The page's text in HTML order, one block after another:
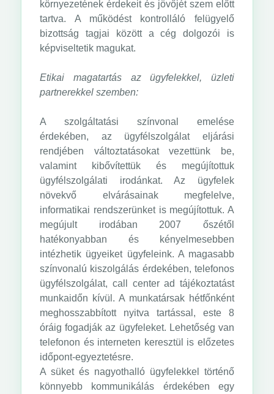
környezetének érdekeit és jövőjét szem előtt
tartva. A működést kontrolláló felügyelő
bizottság tagjai között a cég dolgozói is
képviseltetik magukat.
Etikai magatartás az ügyfelekkel, üzleti
partnerekkel szemben:
A szolgáltatási színvonal emelése
érdekében, az ügyfélszolgálat eljárási
rendjében változtatásokat vezettünk be,
valamint kibővítettük és megújítottuk
ügyfélszolgálati irodánkat. Az ügyfelek
növekvő elvárásainak megfelelve,
informatikai rendszerünket is megújítottuk. A
megújult irodában 2007 őszétől
hatékonyabban és kényelmesebben
intézhetik ügyeiket ügyfeleink. A magasabb
színvonalú kiszolgálás érdekében, telefonos
ügyfélszolgálat, call center ad tájékoztatást
munkaidőn kívül. A munkatársak hétfőnként
meghosszabbított nyitva tartással, este 8
óráig fogadják az ügyfeleket. Lehetőség van
telefonon és interneten keresztül is előzetes
időpont-egyeztetésre.
A süket és nagyothalló ügyfelekkel történő
könnyebb kommunikálás érdekében egy